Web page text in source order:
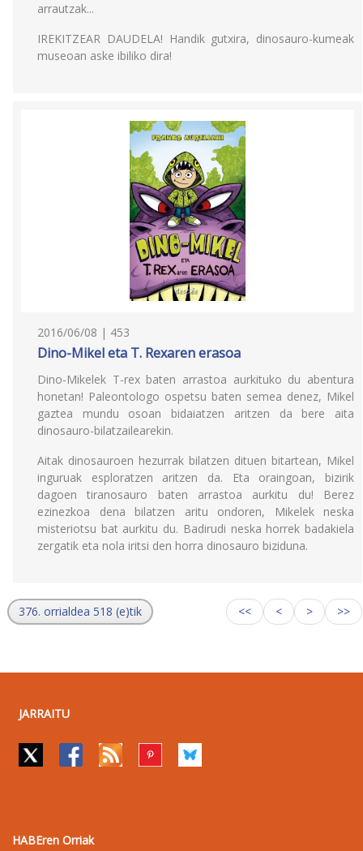
arrautzak...
IREKITZEAR DAUDELA! Handik gutxira, dinosauro-kumeak
museoan aske ibiliko dira!
2016/06/08 | 453
Dino-Mikel eta T. Rexaren erasoa
Dino-Mikelek T-rex baten arrastoa aurkituko du abentura
honetan! Paleontologo ospetsu baten semea denez, Mikel
gaztea mundu osoan bidaiatzen aritzen da bere aita
dinosauro-bilatzailearekin.
Aitak dinosauroen hezurrak bilatzen dituen bitartean, Mikel
inguruak esploratzen aritzen da. Eta oraingoan, bizirik
dagoen tiranosauro baten arrastoa aurkitu du! Berez
ezinezkoa dena bilatzen aritu ondoren, Mikelek neska
misteriotsu bat aurkitu du. Badirudi neska horrek badakiela
zergatik eta nola iritsi den horra dinosauro biziduna.
376. orrialdea 518 (e)tik << < > >>
JARRAITU
HABEren Orriak